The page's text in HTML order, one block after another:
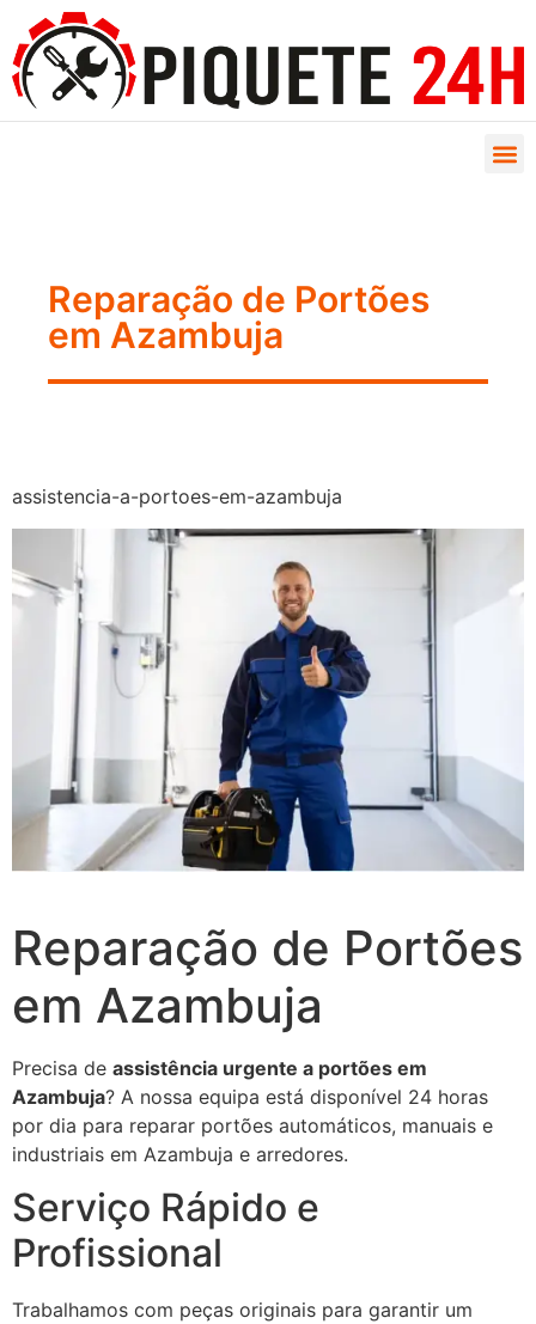
Reparação de Portões
em Azambuja
assistencia-a-portoes-em-azambuja
Reparação de Portões
em Azambuja
Precisa de assistência urgente a portões em
Azambuja? A nossa equipa está disponível 24 horas
por dia para reparar portões automáticos, manuais e
industriais em Azambuja e arredores.
Serviço Rápido e
Profissional
Trabalhamos com peças originais para garantir um